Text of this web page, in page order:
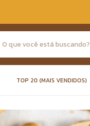
TOP 20 (MAIS VENDIDOS)